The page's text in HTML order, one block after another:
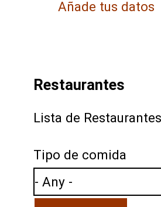
Añade tus datos
Restaurantes
Lista de
Tipo de comida